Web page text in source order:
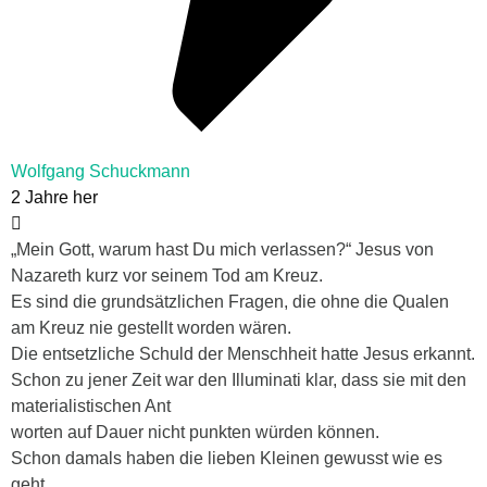
Wolfgang Schuckmann
2 Jahre her
„Mein Gott, warum hast Du mich verlassen?“ Jesus von
Nazareth kurz vor seinem Tod am Kreuz.
Es sind die grundsätzlichen Fragen, die ohne die Qualen
am Kreuz nie gestellt worden wären.
Die entsetzliche Schuld der Menschheit hatte Jesus erkannt.
Schon zu jener Zeit war den Illuminati klar, dass sie mit den
materialistischen Ant
worten auf Dauer nicht punkten würden können.
Schon damals haben die lieben Kleinen gewusst wie es